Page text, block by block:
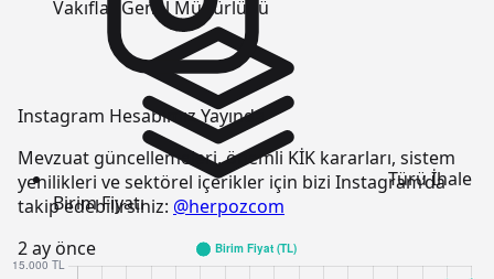
Instagram Hesabımız Yayında
Mevzuat güncellemeleri, önemli KİK kararları, sistem
yenilikleri ve sektörel içerikler için bizi Instagram’da
takip edebilirsiniz: @herpozcom
2 ay önce
Vakıflar Genel Müdürlüğü
Türüİhale
Birim Fiyatı